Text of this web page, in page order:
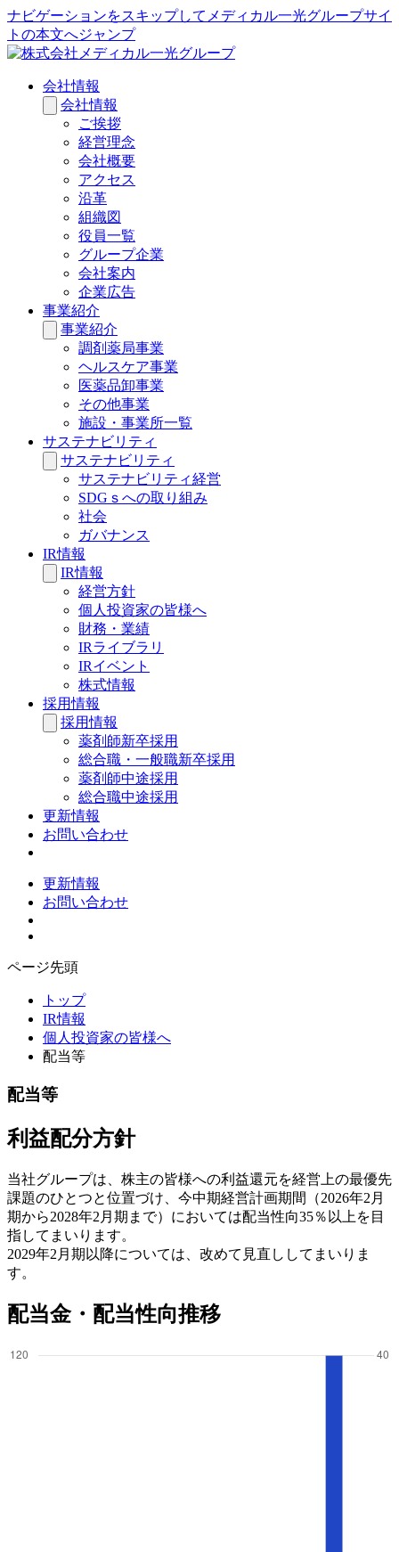
ナビゲーションをスキップしてメディカル一光グループサイ
トの本文へジャンプ
会社情報
会社情報
ご挨拶
経営理念
会社概要
アクセス
沿革
組織図
役員一覧
グループ企業
会社案内
企業広告
事業紹介
事業紹介
調剤薬局事業
ヘルスケア事業
医薬品卸事業
その他事業
施設・事業所一覧
サステナビリティ
サステナビリティ
サステナビリティ経営
SDGｓへの取り組み
社会
ガバナンス
IR情報
IR情報
経営方針
個人投資家の皆様へ
財務・業績
IRライブラリ
IRイベント
株式情報
採用情報
採用情報
薬剤師新卒採用
総合職・一般職新卒採用
薬剤師中途採用
総合職中途採用
更新情報
お問い合わせ
更新情報
お問い合わせ
ページ先頭
トップ
IR情報
個人投資家の皆様へ
配当等
配当等
利益配分方針
当社グループは、株主の皆様への利益還元を経営上の最優先
課題のひとつと位置づけ、今中期経営計画期間（2026年2月
期から2028年2月期まで）においては配当性向35％以上を目
指してまいります。
2029年2月期以降については、改めて見直ししてまいりま
す。
配当金・配当性向推移